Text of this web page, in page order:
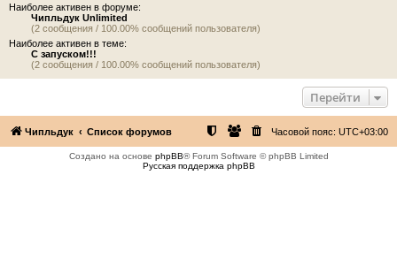
Наиболее активен в форуме:
Чипльдук Unlimited
(2 сообщения / 100.00% сообщений пользователя)
Наиболее активен в теме:
С запуском!!!
(2 сообщения / 100.00% сообщений пользователя)
Перейти
Чипльдук Список форумов Часовой пояс: UTC+03:00
Создано на основе phpBB® Forum Software © phpBB Limited
Русская поддержка phpBB